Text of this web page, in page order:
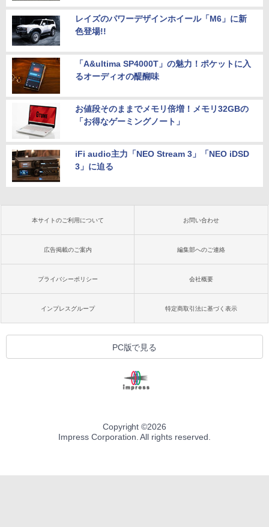
レイズのパワーデザインホイール「M6」に新
色登場!!
「A&ultima SP4000T」の魅力！ポケットに入
るオーディオの醍醐味
お値段そのままでメモリ倍増！メモリ32GBの
「お得なゲーミングノート」
iFi audio主力「NEO Stream 3」「NEO iDSD
3」に迫る
本サイトのご利用について お問い合わせ
広告掲載のご案内 編集部へのご連絡
プライバシーポリシー 会社概要
インプレスグループ 特定商取引法に基づく表示
PC版で見る
Copyright ©2026
Impress Corporation. All rights reserved.